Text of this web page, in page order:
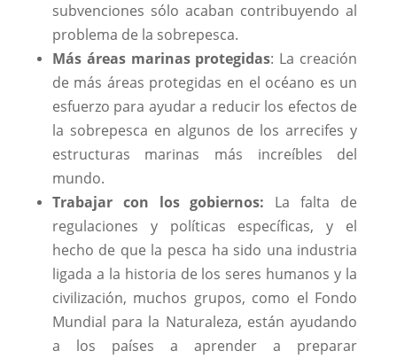
subvenciones sólo acaban contribuyendo al
problema de la sobrepesca.
Más áreas marinas protegidas: La creación
de más áreas protegidas en el océano es un
esfuerzo para ayudar a reducir los efectos de
la sobrepesca en algunos de los arrecifes y
estructuras marinas más increíbles del
mundo.
Trabajar con los gobiernos: La falta de
regulaciones y políticas específicas, y el
hecho de que la pesca ha sido una industria
ligada a la historia de los seres humanos y la
civilización, muchos grupos, como el Fondo
Mundial para la Naturaleza, están ayudando
a los países a aprender a preparar